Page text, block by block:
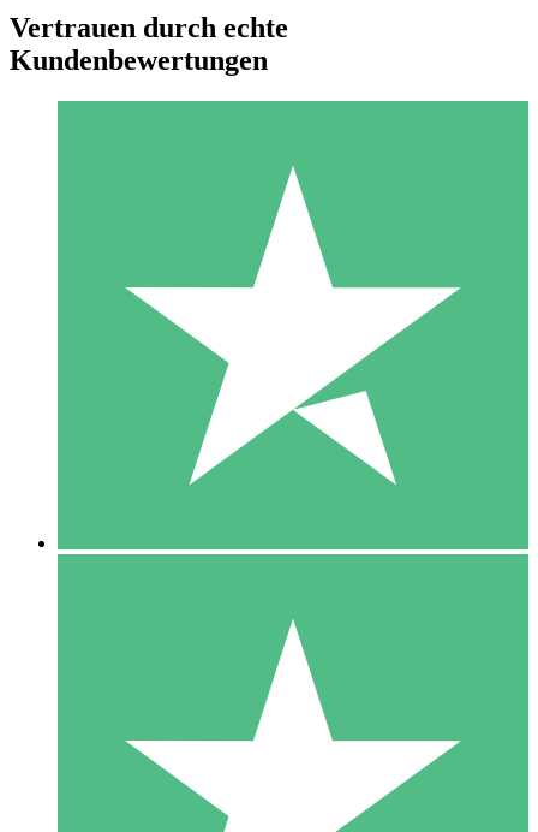
Individuelle Credit-Pakete
Zahlen Sie nach Bedarf mit Download-Credits. Keine
monatliche Verpflichtung erforderlich.
10 00
10 Downloads
20 00
Vertrauen durch echte
Kundenbewertungen